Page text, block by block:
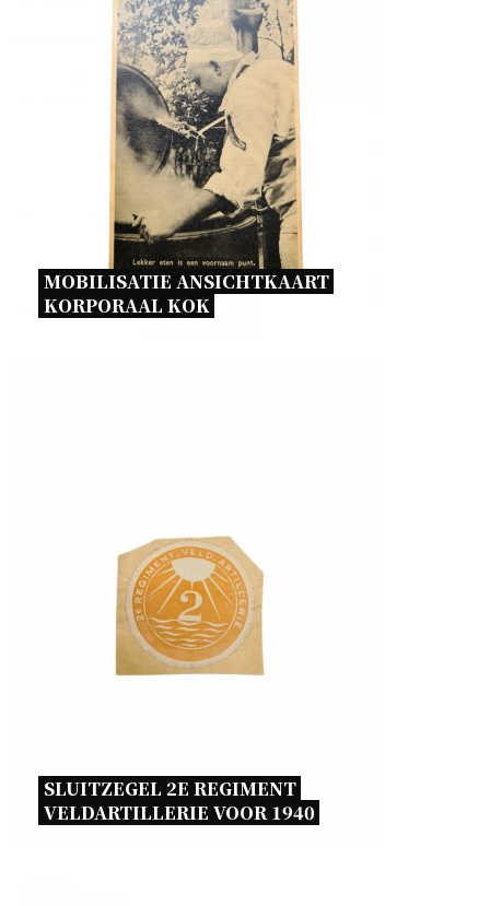
MOBILISATIE ANSICHTKAART
KORPORAAL KOK
SLUITZEGEL 2E REGIMENT
VELDARTILLERIE VOOR 1940